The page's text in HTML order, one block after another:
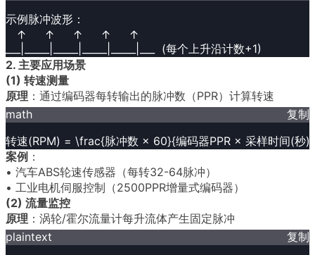
示例脉冲波形：
↑     ↑     ↑     ↑     ↑
___|_____|_____|_____|_____|___  (每个上升沿计数+1)
2. 主要应用场景
(1) 转速测量
原理 ：通过编码器每转输出的脉冲数（PPR）计算转速
math
复制
转速(RPM) = \frac{脉冲数 × 60}{编码器PPR × 采样时间(秒)}
案例 ：
• 汽车ABS轮速传感器（每转32-64脉冲）
• 工业电机伺服控制（2500PPR增量式编码器）
(2) 流量监控
原理 ：涡轮/霍尔流量计每升流体产生固定脉冲
plaintext
复制